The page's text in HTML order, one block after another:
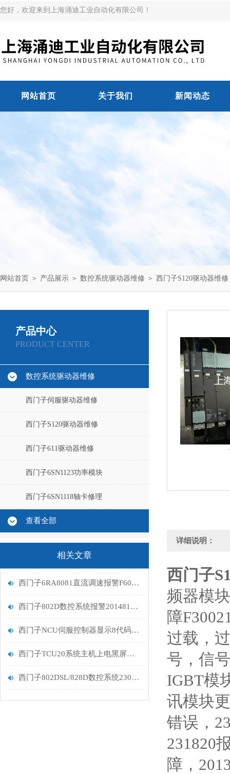
您好，欢迎来到上海涌迪工业自动化有限公司！
网站首页 关于我们 新闻动态
网站首页 ＞ 产品展示 ＞ 数控系统驱动器维修 ＞ 西门子S120驱动器维修
产品中心
PRODUCT CENTER
数控系统驱动器维修
西门子伺服驱动器维修
西门子S120驱动器维修
西门子611驱动器维修
西门子6SN1123功率模块
西门子6SN1118轴卡修理
查看全部
相关文章
西门子6RA8081直流调速报警F60095故障处理
西门子802D数控系统报警201481故障维修分析
西门子NCU伺服控制器显示8代码排查
西门子TCU20系统主机上电黑屏维修排查
西门子802DSL/828D数控系统230005功率单元过载分析
详细说明：
西门子
频器模
障
过载，
号，信
IGBT模
讯模块
错误，
231820
障，